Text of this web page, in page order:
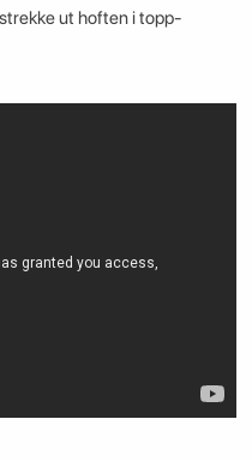
ut hoften i topp-